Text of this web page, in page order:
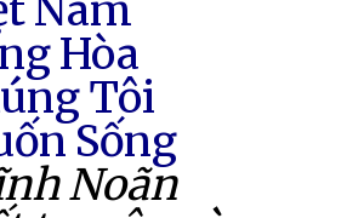
Hòa
Tôi
Sống
Noãn